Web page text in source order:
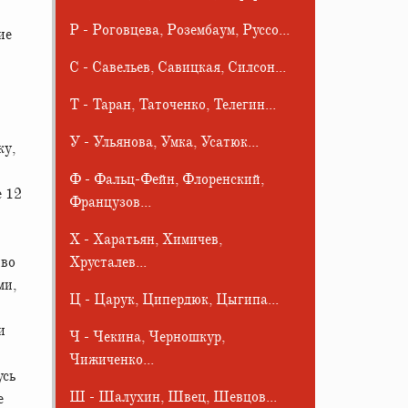
12
Р - Роговцева, Розембаум, Руссо...
С - Савельев, Савицкая, Силсон...
Т - Таран, Таточенко, Телегин...
У - Ульянова, Умка, Усатюк...
Ф - Фальц-Фейн, Флоренский,
Французов...
Х - Харатьян, Химичев,
Хрусталев...
Ц - Царук, Ципердюк, Цыгипа...
Ч - Чекина, Черношкур,
Чижиченко...
Ш - Шалухин, Швец, Шевцов...